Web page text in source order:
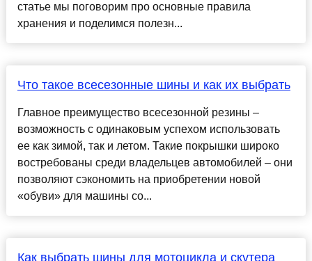
статье мы поговорим про основные правила
хранения и поделимся полезн...
Что такое всесезонные шины и как их выбрать
Главное преимущество всесезонной резины –
возможность с одинаковым успехом использовать
ее как зимой, так и летом. Такие покрышки широко
востребованы среди владельцев автомобилей – они
позволяют сэкономить на приобретении новой
«обуви» для машины со...
Как выбрать шины для мотоцикла и скутера